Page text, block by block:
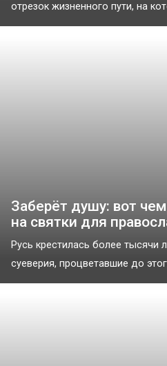
отрезок жизненного пути, на
Заберёт душу: вот
на святки для
Русь крестилась более тысячи
суеверия, процветавшие до